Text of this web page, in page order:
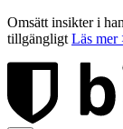
Omsätt insikter i
tillgängligt Läs mer